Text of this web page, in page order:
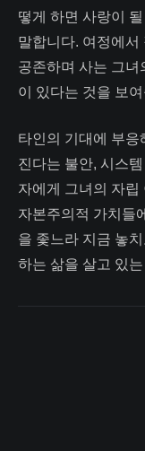
떻게 하면 사랑이
말합니다. 여정에
공존하며 사는 그녀
이 있다는 것을 보
타인의 기대에 부응
진다는 불안, 시스
자에게 그녀의 자립
자본주의적 가치들
을 좇느라 지금 놓
하는 삶을 살고 있